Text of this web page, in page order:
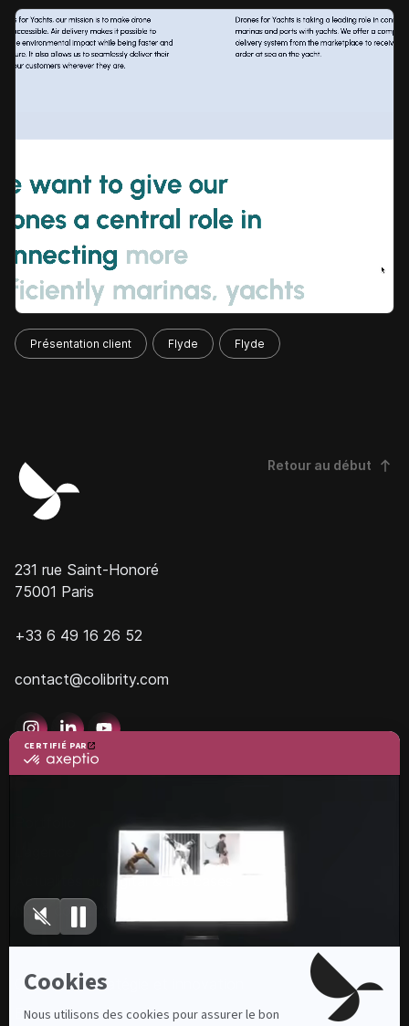
Présentation client Flyde Flyde
231 rue Saint-Honoré
75001 Paris
+33 6 49 16 26 52
contact@colibrity.com
Actualités du digital & use cases
Nous contacter
Conseil en stratégie et innovation
E-commerce
Retour au début